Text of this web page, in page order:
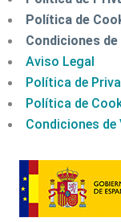
Política de
Condiciones
Aviso Legal
Política de
Política de
Condiciones de